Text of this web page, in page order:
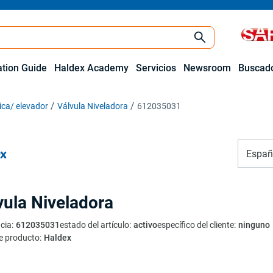
Guide Haldex Academy Servicios Newsroom
elevador Válvula Niveladora 612035031
Niveladora
: 612035031estado del artículo: activoespecífico del cliente: ninguno
producto: Haldex